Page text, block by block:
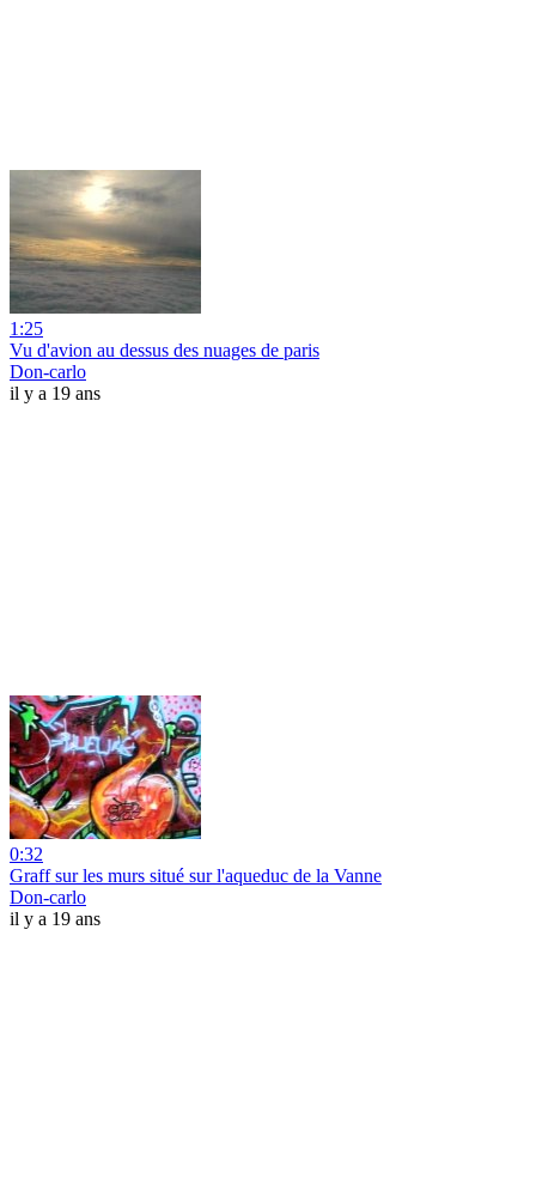
1:25
Vu d'avion au dessus des nuages de paris
Don-carlo
il y a 19 ans
0:32
Graff sur les murs situé sur l'aqueduc de la Vanne
Don-carlo
il y a 19 ans